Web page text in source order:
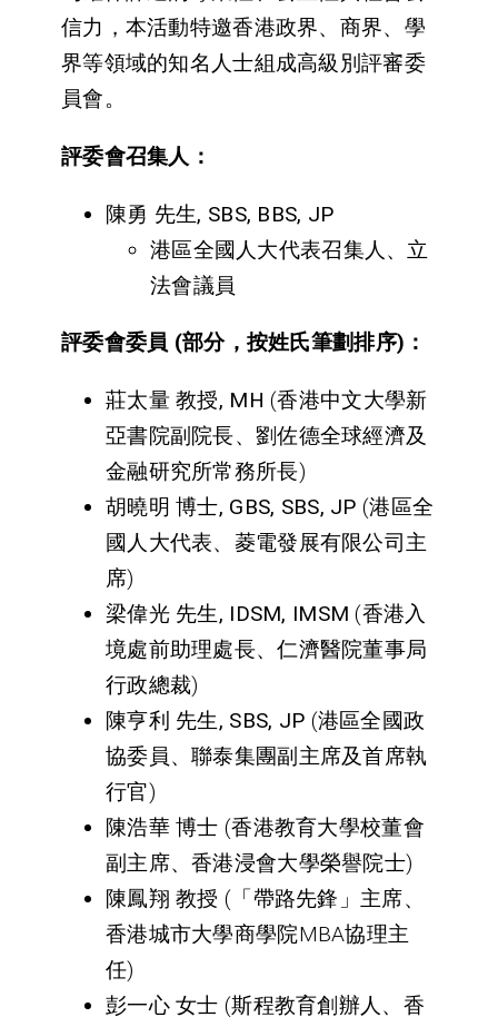
信力，本活動特邀香港政界、商界、學
界等領域的知名人士組成高級別評審委
員會。
評委會召集人：
陳勇 先生, SBS, BBS, JP
港區全國人大代表召集人、立
法會議員
評委會委員 (部分，按姓氏筆劃排序) ：
莊太量 教授, MH (香港中文大學新
亞書院副院長、劉佐德全球經濟及
金融研究所常務所長)
胡曉明 博士, GBS, SBS, JP (港區全
國人大代表、菱電發展有限公司主
席)
梁偉光 先生, IDSM, IMSM (香港入
境處前助理處長、仁濟醫院董事局
行政總裁)
陳亨利 先生, SBS, JP (港區全國政
協委員、聯泰集團副主席及首席執
行官)
陳浩華 博士 (香港教育大學校董會
副主席、香港浸會大學榮譽院士)
陳鳳翔 教授 (「帶路先鋒」主席、
香港城市大學商學院MBA協理主
任)
彭一心 女士 (斯程教育創辦人、香